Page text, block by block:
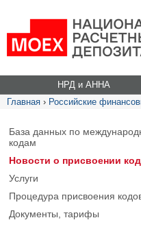
НРД и АННА
Главная › Российские
База данных по
кодам
Новости о присвоении
Услуги
Процедура присвоения
Документы, тарифы